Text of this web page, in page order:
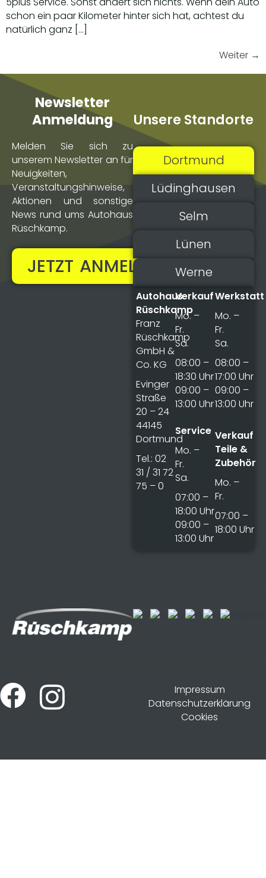
schon ein paar Kilometer hinter sich hat, achtest du
natürlich ganz […]
Weiter →
Newsletter
Anmeldung
Melden Sie sich zu
unserem Newsletter an für
Neuigkeiten,
Veranstaltungs­hinweise,
Aktionen und sonstige
News rund ums Autohaus
Rüschkamp.
JETZT ANMELDEN!
Unsere Standorte
Dortmund
Lüdinghausen
Selm
Lünen
Werne
Autohaus
Rüschkamp
Franz
Rüschkamp
GmbH &
Co. KG
Evinger
Straße
20 – 24
44145
Dortmund
Tel.: 02
31 / 31 72
75 – 0
Verkauf
Mo. –
Fr.
Sa.
08:00 –
18:30 Uhr
09:00 –
13:00 Uhr
Service
Mo. –
Fr.
Sa.
07:00 –
18:00 Uhr
09:00 –
13:00 Uhr
Werkstatt
Mo. –
Fr.
Sa.
08:00 –
17:00 Uhr
09:00 –
13:00 Uhr
Verkauf
Teile &
Zubehör
Mo. –
Fr.
07:00 –
18:00 Uhr
Impressum
Datenschutzerklärung
Cookies